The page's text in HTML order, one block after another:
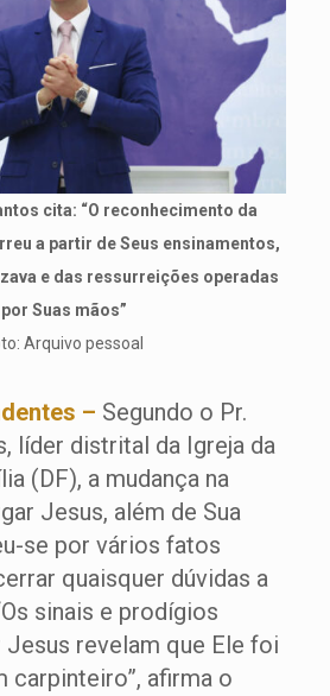
cita: “O reconhecimento da
a partir de Seus ensinamentos,
e das ressurreições operadas
por Suas mãos”
Arquivo pessoal
– Segundo o Pr.
líder distrital da Igreja da
(DF), a mudança na
Jesus, além de Sua
se por vários fatos
quaisquer dúvidas a
sinais e prodígios
revelam que Ele foi
carpinteiro”, afirma o